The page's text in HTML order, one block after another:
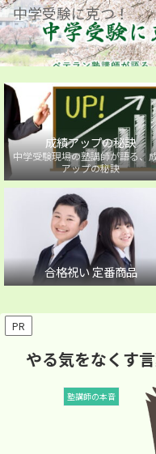
中学受験に克つ！
成績アップの秘訣
中学受験現場の塾講師が語る、
アップの秘訣
合格祝い 定番商品
PR
やる気をなくす
塾講師の本音